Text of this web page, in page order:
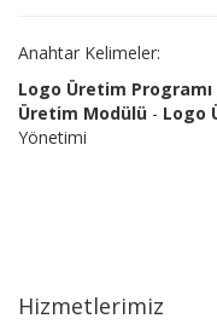
Anahtar Kelimeler:
Logo Üretim Programı
Üretim Modülü - Logo
Yönetimi
Hizmetlerimiz